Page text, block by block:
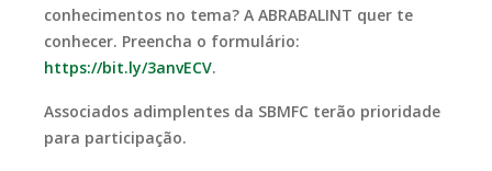
conhecimentos no tema? A ABRABALINT quer te
conhecer. Preencha o formulário:
https://bit.ly/3anvECV.
Associados adimplentes da SBMFC terão prioridade
para participação.